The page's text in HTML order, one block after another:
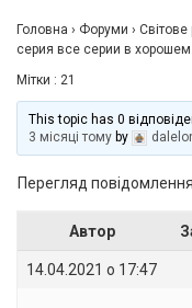
Головна › Форуми ›
серия все серии в хорошем.
Мітки : 21
This topic has 0
3 місяці тому by
Перегляд
Автор
14.04.2021 о 17:47